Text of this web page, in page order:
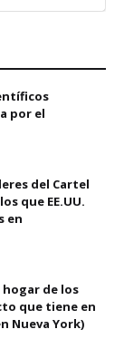
por el
del Cartel
que EE.UU.
en
hogar de los
que tiene en
Nueva York)